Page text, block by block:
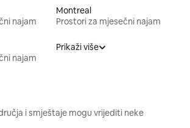
najam
Montreal
Prostori za mjesečni najam
najam
Prikaži više
i smještaje mogu vrijediti neke